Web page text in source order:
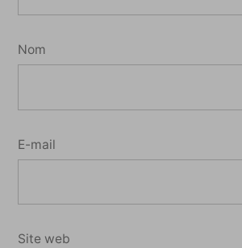
Nom
E-mail
Site web